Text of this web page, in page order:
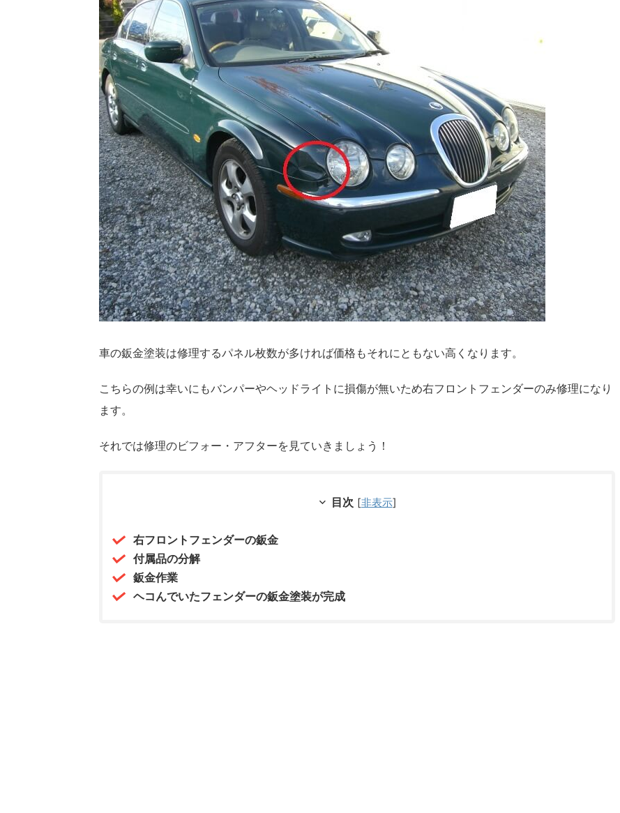
車の鈑金塗装は修理するパネル枚数が多ければ価格もそれにともない高くなります。
こちらの例は幸いにもバンパーやヘッドライトに損傷が無いため右フロントフェンダーのみ修理になり
ます。
それでは修理のビフォー・アフターを見ていきましょう！
目次 [非表示]
右フロントフェンダーの鈑金
付属品の分解
鈑金作業
ヘコんでいたフェンダーの鈑金塗装が完成